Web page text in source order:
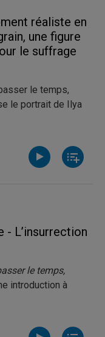
réaliste en
une figure
le suffrage
le temps,
le portrait de Ilya
comment, à
donne vie à des
Pour sa
la première
au Québec.
- L’insurrection
le temps,
introduction à
aussi appelé
approche